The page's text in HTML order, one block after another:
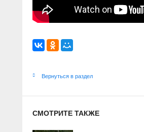
Вернуться в раздел
СМОТРИТЕ ТАКЖЕ